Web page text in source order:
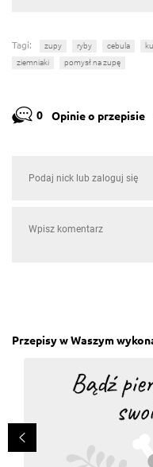
Tagi: zupy ryby cebula
ziemniaki
pomysł na zupę
0 Opinie o przepisie
Przepisy w Waszym